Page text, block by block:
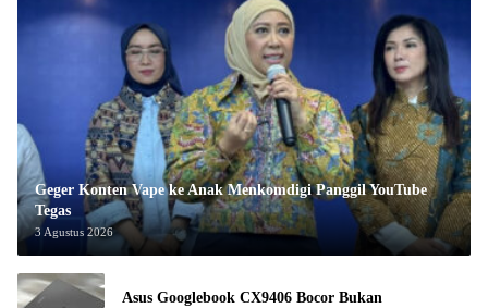
Geger Konten Vape ke Anak Menkomdigi Panggil YouTube
Tegas
3 Agustus 2026
Asus Googlebook CX9406 Bocor Bukan